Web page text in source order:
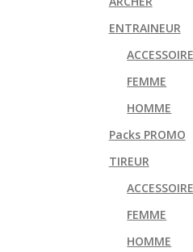
ENTRAINEUR
FEMME
HOMME
Packs PROMO
TIREUR
FEMME
HOMME